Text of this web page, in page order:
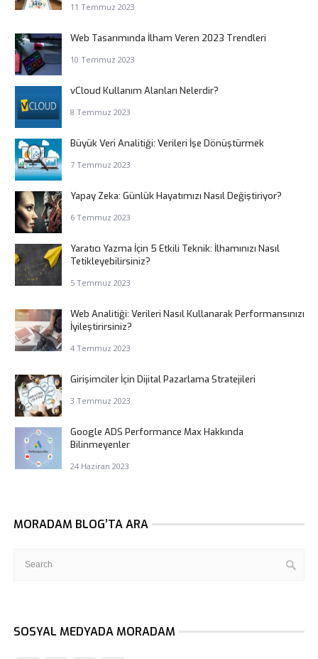
11 Temmuz 2023
Web Tasarımında İlham Veren 2023 Trendleri
10 Temmuz 2023
vCloud Kullanım Alanları Nelerdir?
8 Temmuz 2023
Büyük Veri Analitiği: Verileri İşe Dönüştürmek
7 Temmuz 2023
Yapay Zeka: Günlük Hayatımızı Nasıl Değiştiriyor?
6 Temmuz 2023
Yaratıcı Yazma İçin 5 Etkili Teknik: İlhamınızı Nasıl
Tetikleyebilirsiniz?
5 Temmuz 2023
Web Analitiği: Verileri Nasıl Kullanarak Performansınızı
İyileştirirsiniz?
4 Temmuz 2023
Girişimciler İçin Dijital Pazarlama Stratejileri
3 Temmuz 2023
Google ADS Performance Max Hakkında
Bilinmeyenler
24 Haziran 2023
MORADAM BLOG’TA ARA
SOSYAL MEDYADA MORADAM